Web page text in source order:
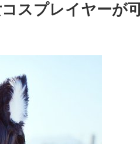
コスプレイヤーが